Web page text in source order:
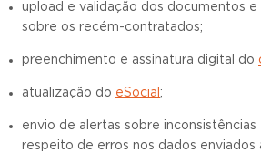
upload e validação dos documentos
sobre os recém-contratados;
preenchimento e assinatura digital do
atualização do eSocial ;
envio de alertas sobre
respeito de erros nos dados enviados